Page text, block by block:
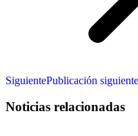
SiguientePublicación
Noticias relacionadas